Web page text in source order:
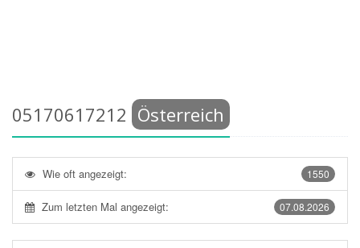
05170617212 Österreich
1550
Wie oft angezeigt:
07.08.2026
Zum letzten Mal angezeigt: